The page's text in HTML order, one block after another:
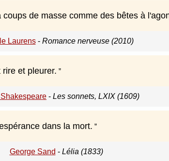
de masse comme des bêtes à
Laurens- Romance nerveuse (2010)
et pleurer.
- Les sonnets, LXIX (1609)
dans la mort.
George Sand - Lélia (1833)